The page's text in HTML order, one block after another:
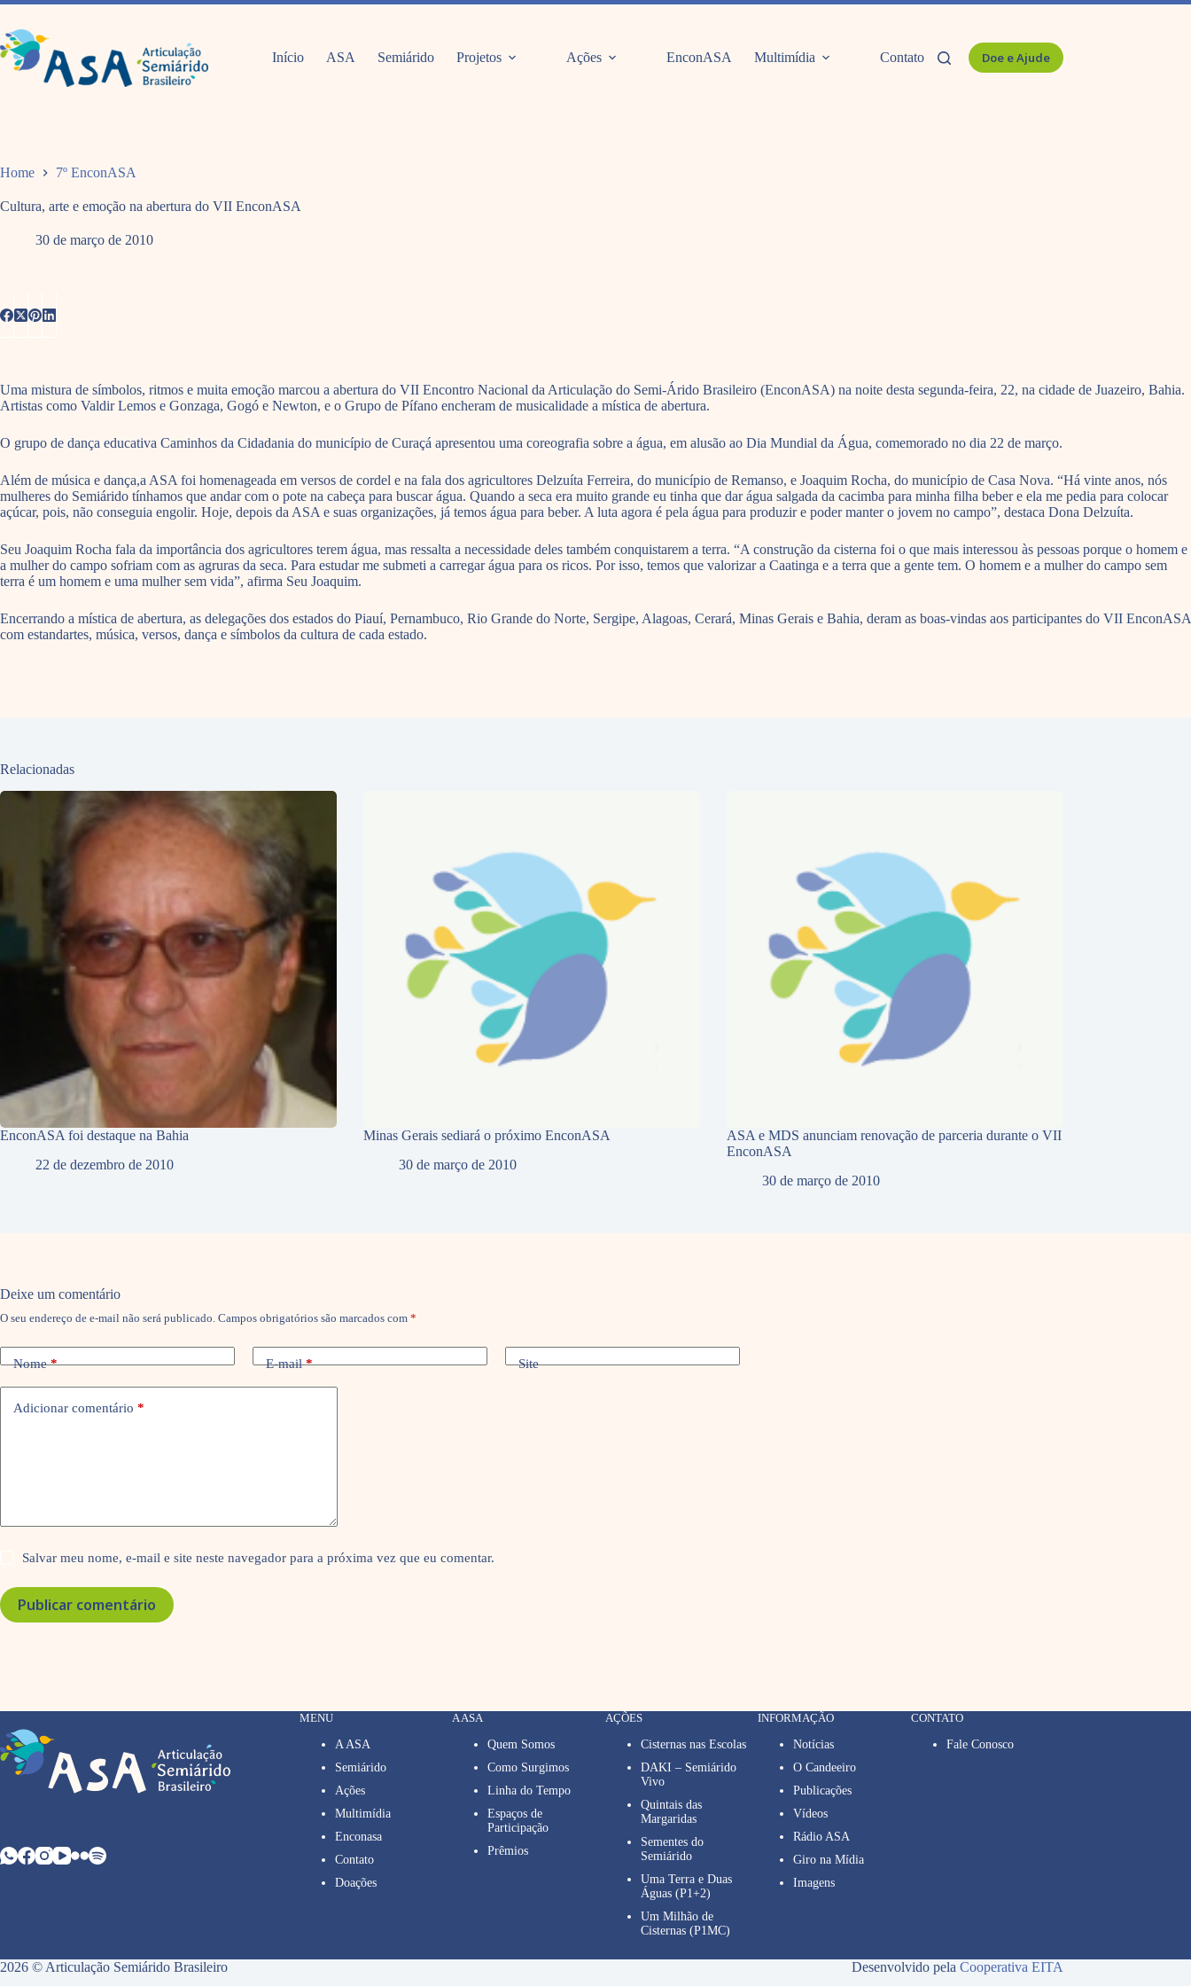
Pular
o
conteúdo
Início ASA Semiárido Projetos Ações EnconASA Multimídia Contato Doe e Ajude
Home 7º EnconASA
Cultura, arte e emoção na abertura do VII EnconASA
30 de março de 2010
Uma mistura de símbolos, ritmos e muita emoção marcou a abertura do VII Encontro Nacional da Articulação do Semi-Árido Brasileiro (EnconASA) na noite desta segunda-feira, 22, na cidade de Juazeiro, Bahia.
Artistas como Valdir Lemos e Gonzaga, Gogó e Newton, e o Grupo de Pífano encheram de musicalidade a mística de abertura.
O grupo de dança educativa Caminhos da Cidadania do município de Curaçá apresentou uma coreografia sobre a água, em alusão ao Dia Mundial da Água, comemorado no dia 22 de março.
Além de música e dança,a ASA foi homenageada em versos de cordel e na fala dos agricultores Delzuíta Ferreira, do município de Remanso, e Joaquim Rocha, do município de Casa Nova. “Há vinte anos, nós
mulheres do Semiárido tínhamos que andar com o pote na cabeça para buscar água. Quando a seca era muito grande eu tinha que dar água salgada da cacimba para minha filha beber e ela me pedia para colocar
açúcar, pois, não conseguia engolir. Hoje, depois da ASA e suas organizações, já temos água para beber. A luta agora é pela água para produzir e poder manter o jovem no campo”, destaca Dona Delzuíta.
Seu Joaquim Rocha fala da importância dos agricultores terem água, mas ressalta a necessidade deles também conquistarem a terra. “A construção da cisterna foi o que mais interessou às pessoas porque o homem e
a mulher do campo sofriam com as agruras da seca. Para estudar me submeti a carregar água para os ricos. Por isso, temos que valorizar a Caatinga e a terra que a gente tem. O homem e a mulher do campo sem
terra é um homem e uma mulher sem vida”, afirma Seu Joaquim.
Encerrando a mística de abertura, as delegações dos estados do Piauí, Pernambuco, Rio Grande do Norte, Sergipe, Alagoas, Cerará, Minas Gerais e Bahia, deram as boas-vindas aos participantes do VII EnconASA
com estandartes, música, versos, dança e símbolos da cultura de cada estado.
Relacionadas
EnconASA foi destaque na Bahia
22 de dezembro de 2010
Minas Gerais sediará o próximo EnconASA
30 de março de 2010
ASA e MDS anunciam renovação de parceria durante o VII
EnconASA
30 de março de 2010
Deixe um comentário
O seu endereço de e-mail não será publicado. Campos obrigatórios são marcados com *
Nome* E-mail* Site
Adicionar comentário *
Salvar meu nome, e-mail e site neste navegador para a próxima vez que eu comentar.
Publicar comentário
MENU
A ASA
Semiárido
Ações
Multimídia
Enconasa
Contato
Doações
A ASA
Quem Somos
Como Surgimos
Linha do Tempo
Espaços de
Participação
Prêmios
AÇÕES
Cisternas nas Escolas
DAKI – Semiárido
Vivo
Quintais das
Margaridas
Sementes do
Semiárido
Uma Terra e Duas
Águas (P1+2)
Um Milhão de
Cisternas (P1MC)
INFORMAÇÃO
Notícias
O Candeeiro
Publicações
Vídeos
Rádio ASA
Giro na Mídia
Imagens
CONTATO
Fale Conosco
2026 © Articulação Semiárido Brasileiro Desenvolvido pela Cooperativa EITA